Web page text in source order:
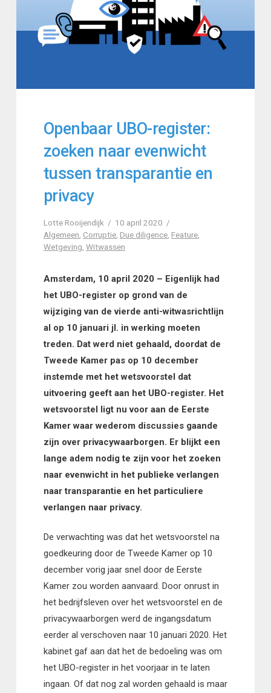
Openbaar UBO-register:
zoeken naar evenwicht
tussen transparantie en
privacy
Lotte Rooijendijk
10 april 2020
Algemeen Corruptie, Due diligence, Feature,
Wetgeving Witwassen
Amsterdam, 10 april 2020 – Eigenlijk had
het UBO-register op grond van de
wijziging van de vierde anti-witwasrichtlijn
al op 10 januari jl. in werking moeten
treden. Dat werd niet gehaald, doordat de
Tweede Kamer pas op 10 december
instemde met het wetsvoorstel dat
uitvoering geeft aan het UBO-register. Het
wetsvoorstel ligt nu voor aan de Eerste
Kamer waar wederom discussies gaande
zijn over privacywaarborgen. Er blijkt een
lange adem nodig te zijn voor het zoeken
naar evenwicht in het publieke verlangen
naar transparantie en het particuliere
verlangen naar privacy.
De verwachting was dat het wetsvoorstel na
goedkeuring door de Tweede Kamer op 10
december vorig jaar snel door de Eerste
Kamer zou worden aanvaard. Door onrust in
het bedrijfsleven over het wetsvoorstel en de
privacywaarborgen werd de ingangsdatum
eerder al verschoven naar 10 januari 2020. Het
kabinet gaf aan dat het de bedoeling was om
het UBO-register in het voorjaar in te laten
ingaan. Of dat nog zal worden gehaald is maar